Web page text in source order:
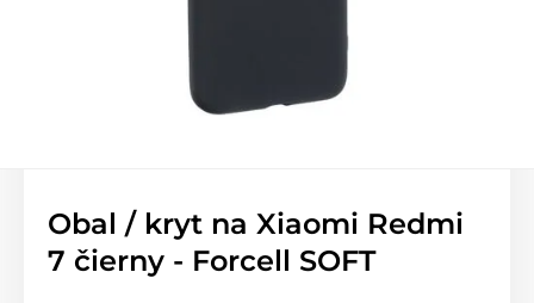
Obal / kryt na Xiaomi Redmi
7 čierny - Forcell SOFT